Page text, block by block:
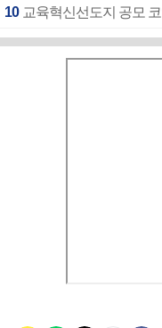
10 교육혁신선도지 공모